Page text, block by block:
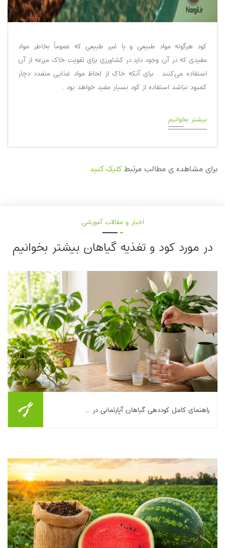
کود هرگونه مواد طبیعی و یا غیر طبیعی که عموماً بخاطر مواد
مفیدی که در آن وجود دارد در کشاورزی برای تقویت خاک مزرعه از آن
استفاده می‌کنند . برای آنکه خاک از لحاظ مواد غذایی متعدد دچار
کمبود نباشد استفاده از کود بسیار مفید خواهد بود .
بیشتر بخوانیم
برای مشاهده ی مطالب مرتبطکلیک کنید
اخبار و مقالات آموزشی
در مورد کود و تغذیه گیاهان بیشتر بخوانیم
تابستان برای خیلی از گیاهان آپارتمانی فصل رشد، برگ‌دهی و حتی
بیشتر بخوانیم ...
راهنمای کامل کوددهی گیاهان آپارتمانی در ...